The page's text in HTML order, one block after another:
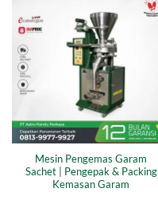
Mesin Pengemas Garam
Sachet | Pengepak & Packing
Kemasan Garam